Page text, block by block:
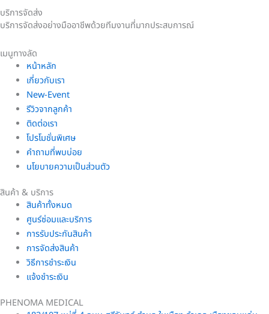
บริการจัดส่ง
บริการจัดส่งอย่างมืออาชีพด้วยทีมงานที่มากประสบการณ์
เมนูทางลัด
หน้าหลัก
เกี่ยวกับเรา
New-Event
รีวิวจากลูกค้า
ติดต่อเรา
โปรโมชั่นพิเศษ
คำถามที่พบบ่อย
นโยบายความเป็นส่วนตัว
สินค้า & บริการ
สินค้าทั้งหมด
ศูนร์ซ่อมและบริการ
การรับประกันสินค้า
การจัดส่งสินค้า
วิธีการชำระเงิน
แจ้งชำระเงิน
PHENOMA MEDICAL